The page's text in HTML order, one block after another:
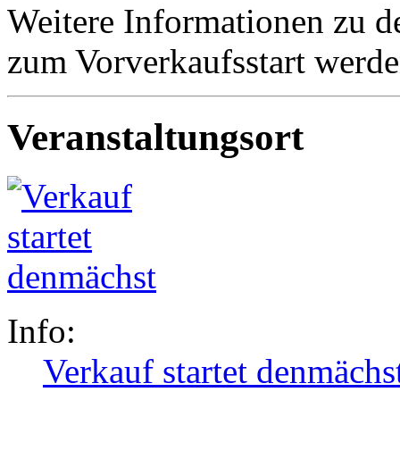
Weitere Informationen zu
zum Vorverkaufsstart
Veranstaltungsort
Info:
Verkauf startet